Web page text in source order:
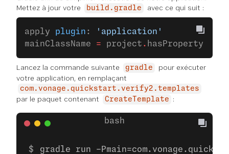
Mettez à jour votre
build.gradle avec ce qui suit :
apply plugin :
'application'
mainClassName = project . hasProperty(
Lancez la commande suivante gradle
pour exécuter
votre application, en remplaçant
com.vonage.quickstart.verify2.templates
par le paquet contenant CreateTemplate :
gradle run -